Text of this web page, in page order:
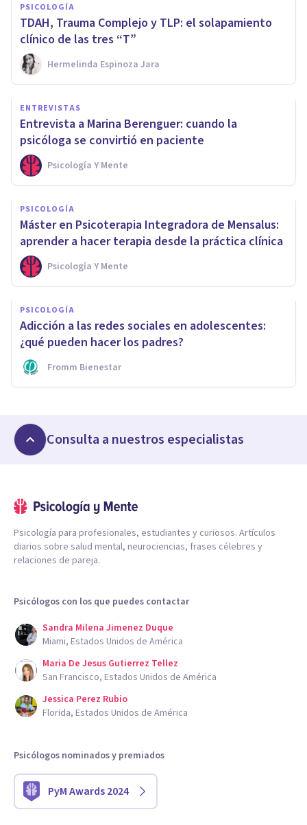
PSICOLOGÍA
TDAH, Trauma Complejo y TLP: el solapamiento
clínico de las tres “T”
Hermelinda Espinoza Jara
ENTREVISTAS
Entrevista a Marina Berenguer: cuando la
psicóloga se convirtió en paciente
Psicología Y Mente
PSICOLOGÍA
Máster en Psicoterapia Integradora de Mensalus:
aprender a hacer terapia desde la práctica clínica
Psicología Y Mente
PSICOLOGÍA
Adicción a las redes sociales en adolescentes:
¿qué pueden hacer los padres?
Fromm Bienestar
Consulta a nuestros especialistas
Psicología para profesionales, estudiantes y curiosos. Artículos
diarios sobre salud mental, neurociencias, frases célebres y
relaciones de pareja.
Psicólogos con los que puedes contactar
Sandra Milena Jimenez Duque
Miami, Estados Unidos de América
Maria De Jesus Gutierrez Tellez
San Francisco, Estados Unidos de América
Jessica Perez Rubio
Florida, Estados Unidos de América
Psicólogos nominados y premiados
PyM Awards 2024